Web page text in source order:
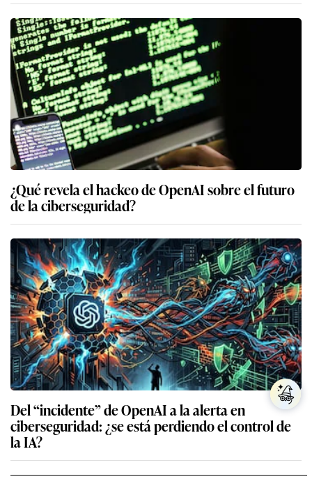
¿Qué revela el hackeo de OpenAI sobre el futuro
de la ciberseguridad?
Del “incidente” de OpenAI a la alerta en
ciberseguridad: ¿se está perdiendo el control de
la IA?